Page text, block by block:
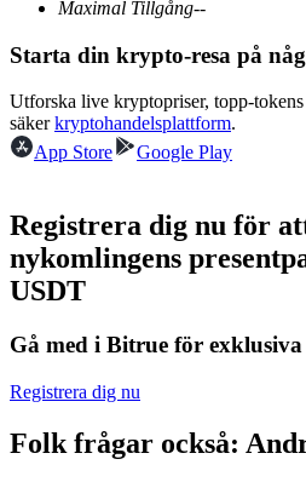
Futures med USDC som
Maximal Tillgång--
Starta din krypto-resa på
Utforska live kryptopriser, topp-
säkerkryptohandelsplattform.
App Store
Google Play
Registrera dig nu för
nykomlingens
USDT
Gå med i Bitrue för
Registrera dig nu
Folk frågar också: